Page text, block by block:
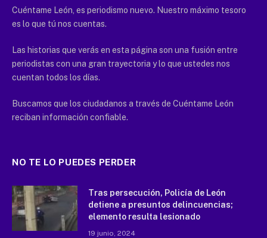
Cuéntame León, es periodismo nuevo. Nuestro máximo tesoro
es lo que tú nos cuentas.
Las historias que verás en esta página son una fusión entre
periodistas con una gran trayectoria y lo que ustedes nos
cuentan todos los días.
Buscamos que los ciudadanos a través de Cuéntame León
reciban información confiable.
NO TE LO PUEDES PERDER
Tras persecución, Policía de León
detiene a presuntos delincuencias;
elemento resulta lesionado
19 junio, 2024